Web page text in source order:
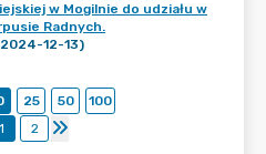
w Mogilnie do udziału w
Radnych.
12-13)
25 50
100
1
2